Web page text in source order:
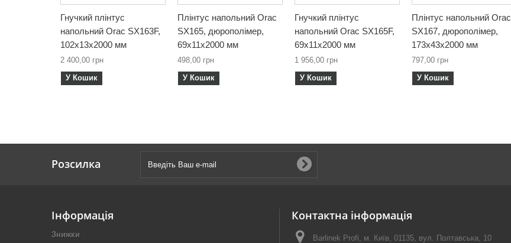
Гнучкий плінтус
напольний Orac SX163F,
102х13х2000 мм
2 400,00 грн
У Кошик
Плінтус напольний Orac
SX165, дюрополімер,
69х11х2000 мм
498,00 грн
У Кошик
Гнучкий плінтус
напольний Orac SX165F,
69х11х2000 мм
1 956,00 грн
У Кошик
Плінтус напольний Orac
SX167, дюрополімер,
173х43х2000 мм
797,00 грн
У Кошик
Розсилка
Інформація
Знижки
Контактна інформація
Barlinek Profi, м. Київ, 01135, вул. Полтавська, 10